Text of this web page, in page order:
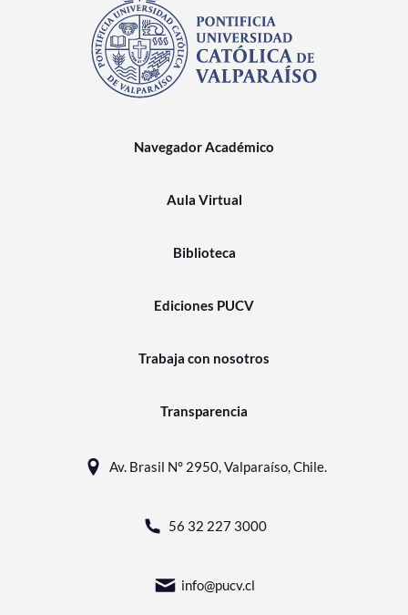
Navegador Académico
Aula Virtual
Biblioteca
Ediciones PUCV
Trabaja con nosotros
Transparencia
Av. Brasil N° 2950, Valparaíso, Chile.
56 32 227 3000
info@pucv.cl